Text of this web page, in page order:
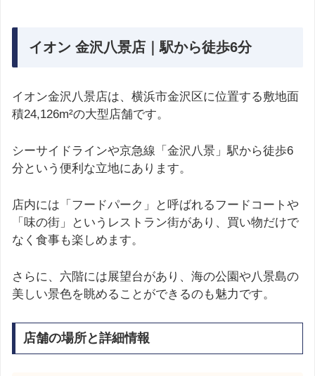
イオン 金沢八景店｜駅から徒歩6分
イオン金沢八景店は、横浜市金沢区に位置する敷地面
積24,126m²の大型店舗です。
シーサイドラインや京急線「金沢八景」駅から徒歩6
分という便利な立地にあります。
店内には「フードパーク」と呼ばれるフードコートや
「味の街」というレストラン街があり、買い物だけで
なく食事も楽しめます。
さらに、六階には展望台があり、海の公園や八景島の
美しい景色を眺めることができるのも魅力です。
店舗の場所と詳細情報